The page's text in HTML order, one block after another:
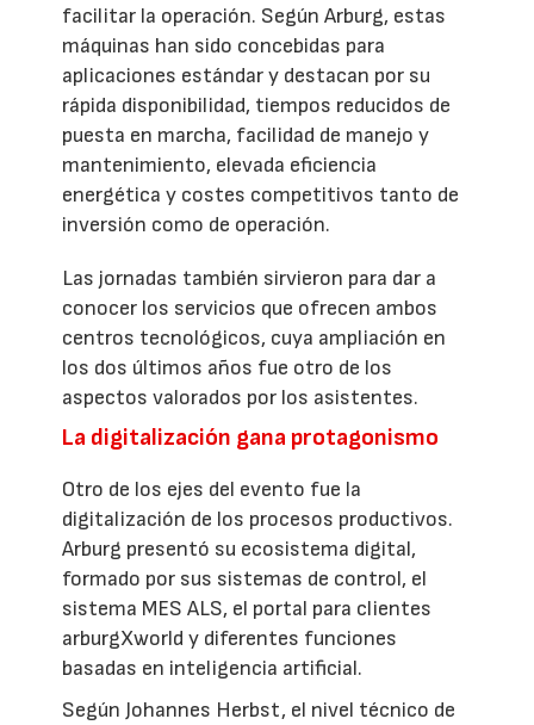
facilitar la operación. Según Arburg, estas
máquinas han sido concebidas para
aplicaciones estándar y destacan por su
rápida disponibilidad, tiempos reducidos de
puesta en marcha, facilidad de manejo y
mantenimiento, elevada eficiencia
energética y costes competitivos tanto de
inversión como de operación.
Las jornadas también sirvieron para dar a
conocer los servicios que ofrecen ambos
centros tecnológicos, cuya ampliación en
los dos últimos años fue otro de los
aspectos valorados por los asistentes.
La digitalización gana protagonismo
Otro de los ejes del evento fue la
digitalización de los procesos productivos.
Arburg presentó su ecosistema digital,
formado por sus sistemas de control, el
sistema MES ALS, el portal para clientes
arburgXworld y diferentes funciones
basadas en inteligencia artificial.
Según Johannes Herbst, el nivel técnico de